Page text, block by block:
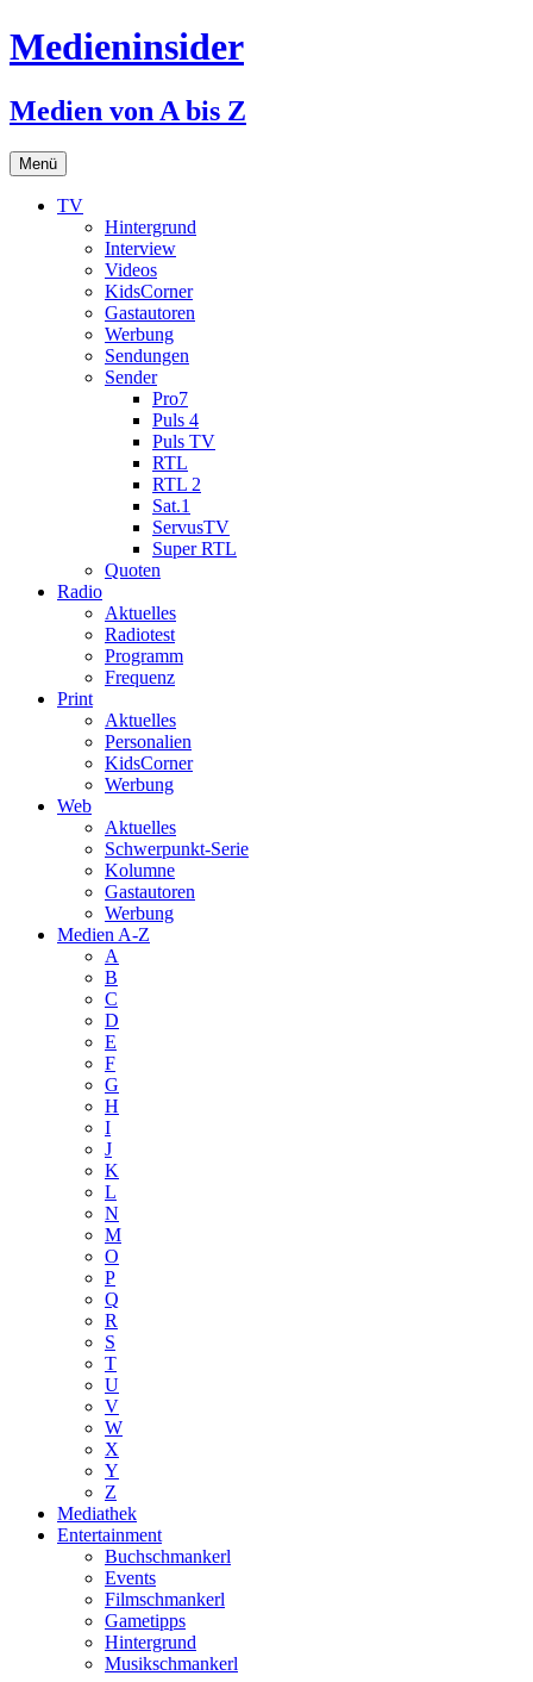
Medieninsider
Medien von A bis Z
Menü Zum
Inhalt
springen
TV
Hintergrund
Interview
Videos
KidsCorner
Gastautoren
Werbung
Sendungen
Sender
Pro7
Puls 4
Puls TV
RTL
RTL 2
Sat.1
ServusTV
Super RTL
Quoten
Radio
Aktuelles
Radiotest
Programm
Frequenz
Print
Aktuelles
Personalien
KidsCorner
Werbung
Web
Aktuelles
Schwerpunkt-Serie
Kolumne
Gastautoren
Werbung
Medien A-Z
A
B
C
D
E
F
G
H
I
J
K
L
N
M
O
P
Q
R
S
T
U
V
W
X
Y
Z
Mediathek
Entertainment
Buchschmankerl
Events
Filmschmankerl
Gametipps
Hintergrund
Musikschmankerl